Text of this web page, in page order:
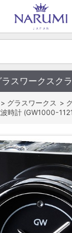
スワークスク
> グラスワークス >
時計 (GW1000-